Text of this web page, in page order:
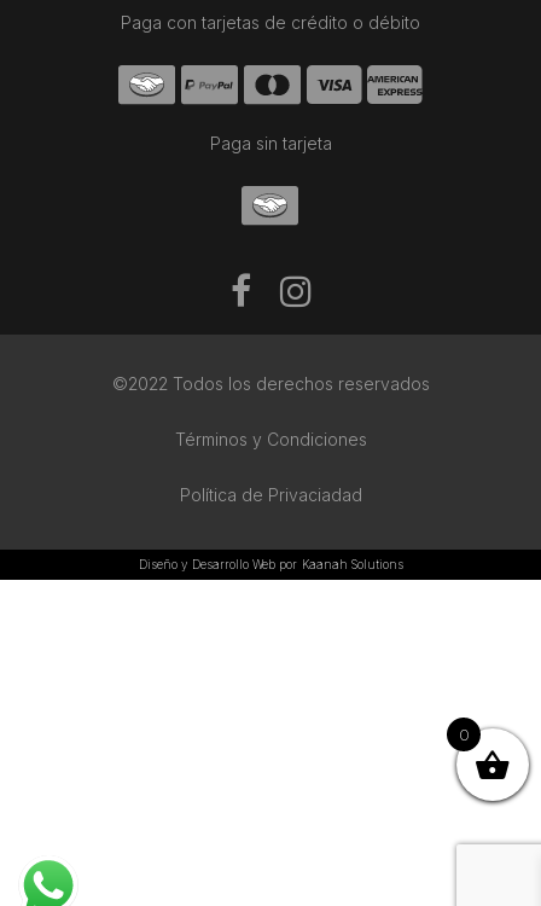
Paga con tarjetas de crédito o débito
Paga sin tarjeta
©2022 Todos los derechos reservados
Términos y Condiciones
Política de Privaciadad
Diseño y Desarrollo Web por Kaanah Solutions
0